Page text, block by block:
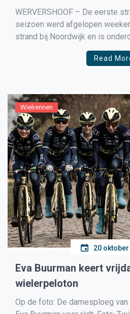
WERVERSHOOF – De eerste
seizoen werd afgelopen
strand bij Noordwijk en is
Strandracetopcompetitie.
Tessa Neefjes al snel afstand
Read
Wielrennen
20 oktober
Eva Buurman keert
wielerpeloton
Op de foto: De damesploeg van